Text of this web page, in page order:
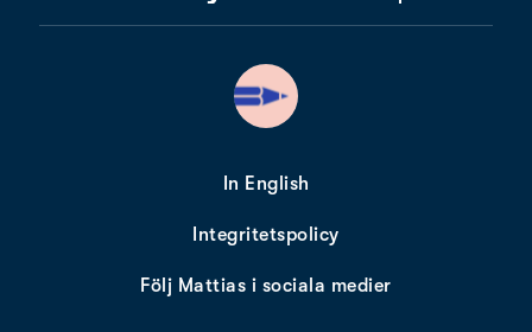
Ta chansen! Det är jag (Mattias) som skriver det, och
när du läser får du knep, verktyg och tankar som gör
copy me är alldeles gratis. Nära 10 000 får det redan.
In English
Integritetspolicy
Följ Mattias i sociala medier